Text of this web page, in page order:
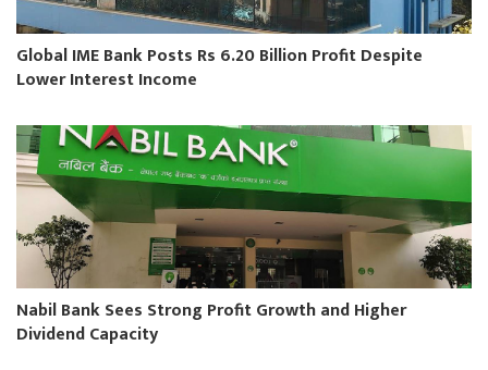
Global IME Bank Posts Rs 6.20 Billion Profit Despite
Lower Interest Income
Nabil Bank Sees Strong Profit Growth and Higher
Dividend Capacity